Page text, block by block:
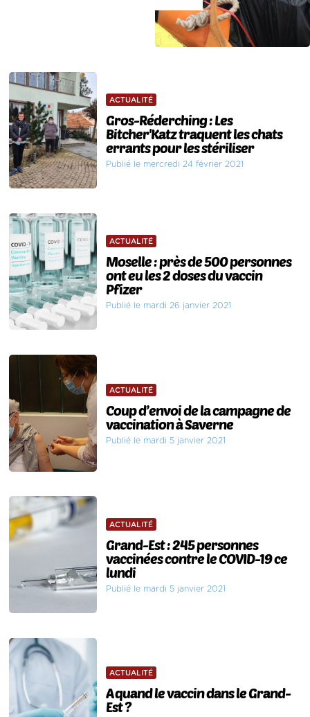
ACTUALITÉ
Gros-Réderching : Les
Bitcher'Katz traquent les chats
errants pour les stériliser
Publié le mercredi 24 février 2021
ACTUALITÉ
Moselle : près de 500 personnes
ont eu les 2 doses du vaccin
Pfizer
Publié le mardi 26 janvier 2021
ACTUALITÉ
Coup d’envoi de la campagne de
vaccination à Saverne
Publié le mardi 5 janvier 2021
ACTUALITÉ
Grand-Est : 245 personnes
vaccinées contre le COVID-19 ce
lundi
Publié le mardi 5 janvier 2021
ACTUALITÉ
A quand le vaccin dans le Grand-
Est ?